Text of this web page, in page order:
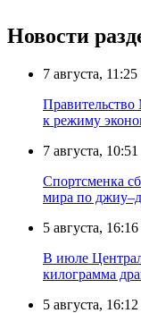
Новости
7 августа, 11:25
к режиму
7 августа, 10:51
Спортсменка
мира по
5 августа, 16:16
В июле
килограмма
5 августа, 16:12